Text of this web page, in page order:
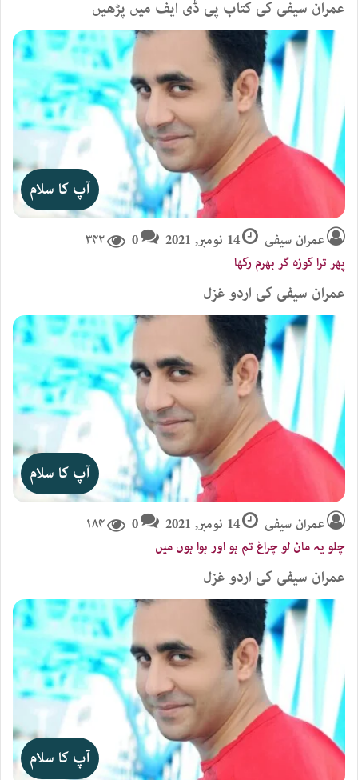
عمران سیفی کی کتاب پی ڈی ایف میں پڑھیں
آپ کا سلام
عمران سیفی 14 نومبر, 2021 0 ۳۴۲
پھر ترا کوزہ گر بھرم رکھا
عمران سیفی کی اردو غزل
آپ کا سلام
عمران سیفی 14 نومبر, 2021 0 ۱۸۴
چلو یہ مان لو چراغ تم ہو اور ہوا ہوں میں
عمران سیفی کی اردو غزل
آپ کا سلام